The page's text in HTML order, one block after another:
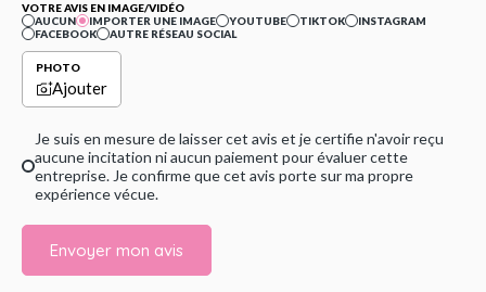
VOTRE AVIS EN IMAGE/VIDÉO
AUCUN
IMPORTER UNE IMAGE YOUTUBE TIKTOK
INSTAGRAM
FACEBOOK
AUTRE RÉSEAU SOCIAL
PHOTO
Ajouter
Je suis en mesure de laisser cet avis et je certifie n'avoir reçu
aucune incitation ni aucun paiement pour évaluer cette
entreprise. Je confirme que cet avis porte sur ma propre
expérience vécue.
Envoyer mon avis